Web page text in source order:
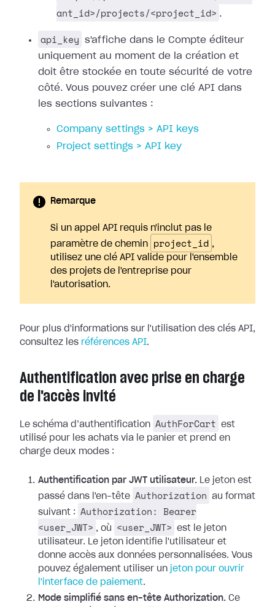
ant_id>/projects/<project_id> .
api_key
s'affiche dans le Compte éditeur
uniquement au moment de la création et
doit être stockée en toute sécurité de votre
côté. Vous pouvez créer une clé API dans
les sections suivantes :
Company settings > API keys
Project settings > API key
Remarque
Si un appel API requis n'inclut pas le
paramètre de chemin
project_id ,
utilisez une clé API valide pour l'ensemble
des projets de l'entreprise pour
l'autorisation.
Pour plus d'informations sur l'utilisation des clés API,
consultez les références API.
Authentification avec prise en charge
de l'accès invité
Le schéma d’authentification AuthForCart
est
utilisé pour les achats via le panier et prend en
charge deux modes :
Authentification par JWT utilisateur. Le jeton est
passé dans l'en-tête Authorization
au format
suivant :
Authorization: Bearer
<user_JWT> , où <user_JWT>
est le jeton
utilisateur. Le jeton identifie l'utilisateur et
donne accès aux données personnalisées. Vous
pouvez également utiliser un jeton pour ouvrir
l'interface de paiement.
Mode simplifié sans en-tête Authorization. Ce